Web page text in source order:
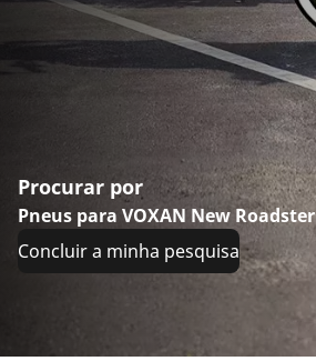
Procurar por
Pneus para VOXAN New Roadster
Concluir a minha pesquisa